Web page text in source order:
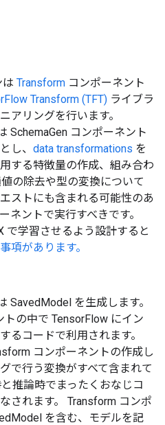
は Transform コンポーネント
Transform (TFT) ライブラ
アリングを行います。
SchemaGen コンポーネント
し、 data transformations を
する特徴量の作成、組み合わ
の除去や型の変換について
ストにも含まれる可能性のあ
ネントで実行すべきです。
で学習させるよう設計すると
項があります。
SavedModel を生成します。
トの中で TensorFlow にイン
るコードで利用されます。
コンポーネントの作成し
で行う変換がすべて含まれて
推論時でまったくおなじコ
されます。 Transform コンポ
を含む、モデルを記